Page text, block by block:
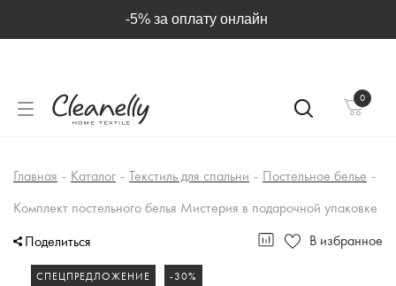
-5% за оплату онлайн
0
Главная - Каталог - Текстиль для спальни - Постельное белье -
Комплект постельного белья Мистерия в подарочной упаковке
Поделиться В избранное
СПЕЦПРЕДЛОЖЕНИЕ -30%